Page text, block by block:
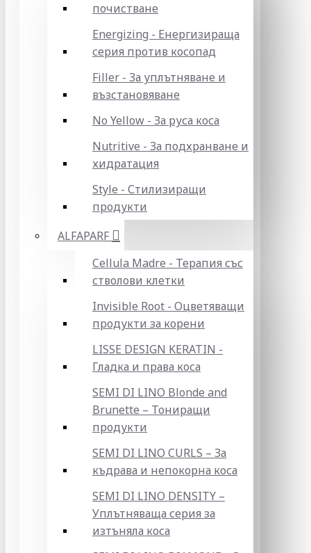
почистване
Energizing - Енергизираща
серия против косопад
Filler - За уплътняване и
възстановяване
No Yellow - За руса коса
Nutritive - За подхранване и
хидратация
Style - Стилизиращи
продукти
ALFAPARF
Cellula Madre - Терапия със
стволови клетки
Invisible Root - Оцветяващи
продукти за корени
LISSE DESIGN KERATIN -
Гладка и права коса
SEMI DI LINO Blonde and
Brunette – Тониращи
продукти
SEMI DI LINO CURLS – За
къдрава и непокорна коса
SEMI DI LINO DENSITY –
Уплътняваща серия за
изтъняла коса